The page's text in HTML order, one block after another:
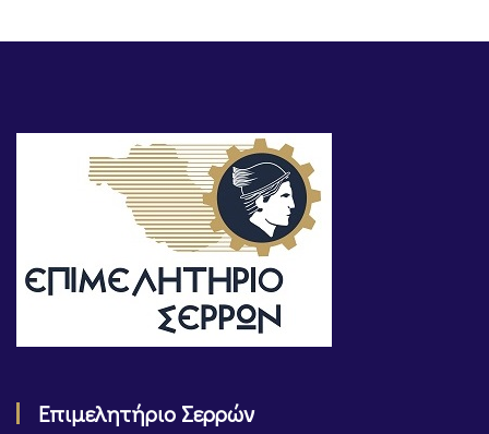
Επιμελητήριο Σερρών